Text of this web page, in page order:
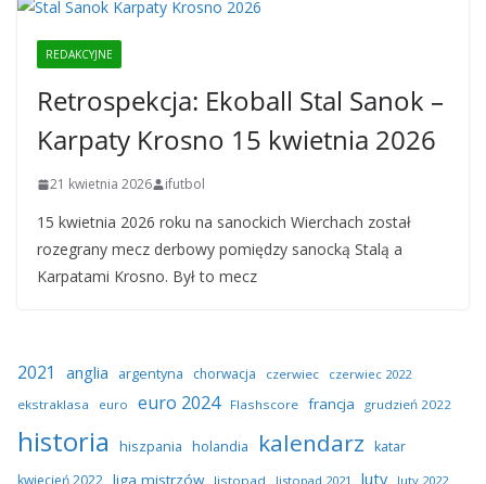
REDAKCYJNE
Retrospekcja: Ekoball Stal Sanok –
Karpaty Krosno 15 kwietnia 2026
21 kwietnia 2026 ifutbol
15 kwietnia 2026 roku na sanockich Wierchach został
rozegrany mecz derbowy pomiędzy sanocką Stalą a
Karpatami Krosno. Był to mecz
2021 anglia argentyna chorwacja czerwiec
czerwiec 2022
ekstraklasa
euro euro 2024 Flashscore francja grudzień 2022
historia hiszpania holandia kalendarz katar
kwiecień 2022 liga mistrzów listopad listopad 2021 luty
luty 2022